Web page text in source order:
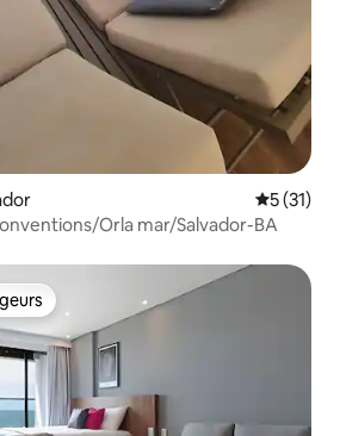
Note
5 (31)
Orla mar/Salvador-BA